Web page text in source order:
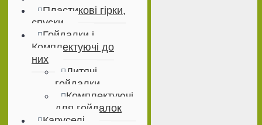
Пластикові гірки,
спуски
Гойдалки і
Комплектуючі до
них
Дитячі
гойдалки
Комплектуючі
для гойдалок
Каруселі